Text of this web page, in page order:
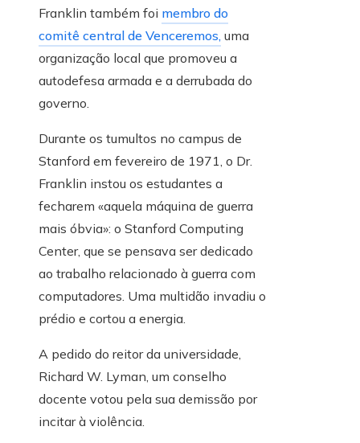
Franklin também foi membro do
comitê central de Venceremos, uma
organização local que promoveu a
autodefesa armada e a derrubada do
governo.
Durante os tumultos no campus de
Stanford em fevereiro de 1971, o Dr.
Franklin instou os estudantes a
fecharem «aquela máquina de guerra
mais óbvia»: o Stanford Computing
Center, que se pensava ser dedicado
ao trabalho relacionado à guerra com
computadores. Uma multidão invadiu o
prédio e cortou a energia.
A pedido do reitor da universidade,
Richard W. Lyman, um conselho
docente votou pela sua demissão por
incitar à violência.